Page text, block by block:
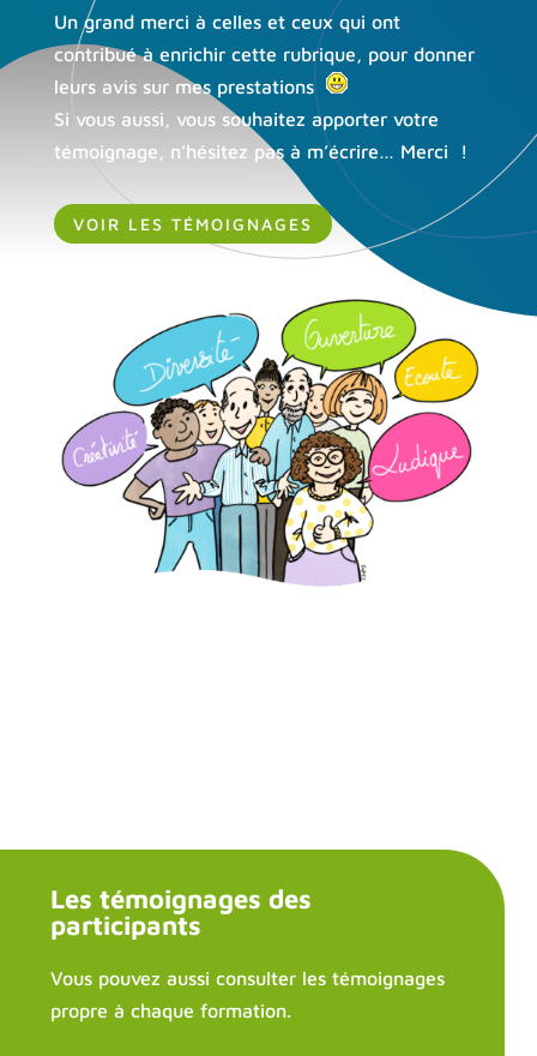
Un grand merci à celles et ceux qui ont
contribué à enrichir cette rubrique, pour donner
leurs avis sur mes prestations
Si vous aussi, vous souhaitez apporter votre
témoignage, n’hésitez pas à m’écrire… Merci !
VOIR LES TÉMOIGNAGES
Les témoignages des
participants
Vous pouvez aussi consulter les témoignages
propre à chaque formation.